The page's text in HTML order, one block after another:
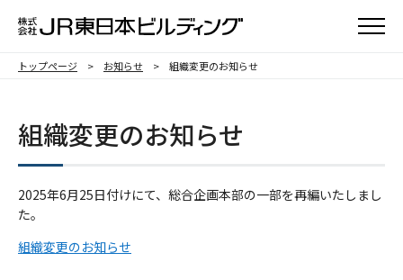
メニュ
トップページ お知らせ 組織変更のお知らせ
組織変更のお知らせ
2025年6月25日付けにて、総合企画本部の一部を再編いたしまし
た。
組織変更のお知らせ